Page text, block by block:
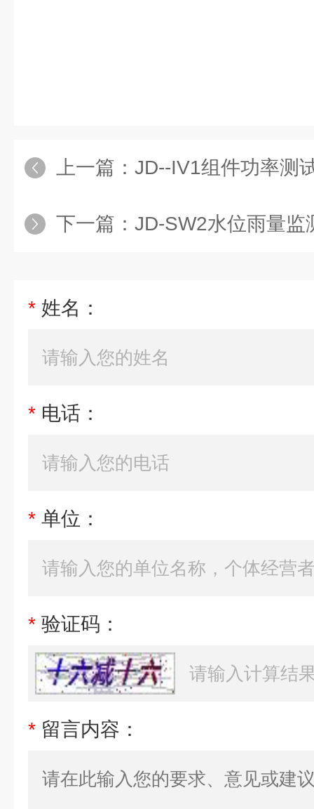
上一篇： JD--IV1组件功率测
下一篇： JD-SW2水位雨量监
* 姓名：
* 电话：
* 单位：
* 验证码：
* 留言内容：